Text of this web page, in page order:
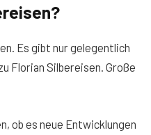
Es gibt nur gelegentlich
Florian Silbereisen. Große
ob es neue Entwicklungen